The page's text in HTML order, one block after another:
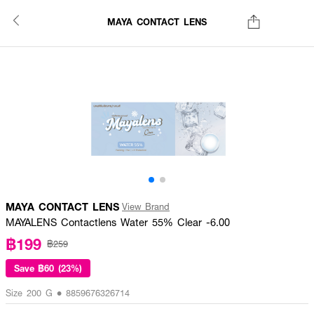
MAYA CONTACT LENS
MAYA CONTACT LENS View Brand
MAYALENS Contactlens Water 55% Clear -6.00
฿199 ฿259
Save ฿60 (23%)
Size 200 G • 8859676326714